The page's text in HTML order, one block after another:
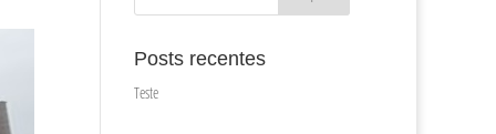
Posts recentes
Teste